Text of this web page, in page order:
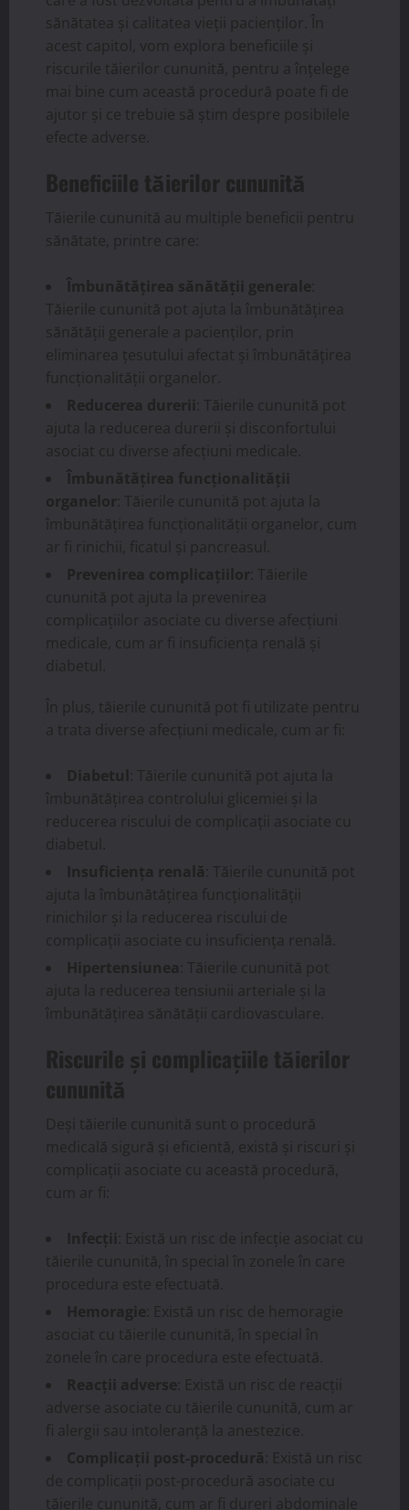
sănătatea și calitatea vieții pacienților. În
acest capitol, vom explora beneficiile și
riscurile tăierilor cununită, pentru a înțelege
mai bine cum această procedură poate fi de
ajutor și ce trebuie să știm despre posibilele
efecte adverse.
Beneficiile tăierilor cununită
Tăierile cununită au multiple beneficii pentru
sănătate, printre care:
Îmbunătățirea sănătății generale
Tăierile cununită pot ajuta la îmbunătățirea
sănătății generale a pacienților, prin
eliminarea țesutului afectat și îmbunătățirea
funcționalității organelor.
Reducerea durerii : Tăierile cununită pot
ajuta la reducerea durerii și disconfortului
asociat cu diverse afecțiuni medicale.
Îmbunătățirea funcționalității
organelor : Tăierile cununită pot ajuta la
îmbunătățirea funcționalității organelor, cum
ar fi rinichii, ficatul și pancreasul.
Prevenirea complicațiilor : Tăierile
cununită pot ajuta la prevenirea
complicațiilor asociate cu diverse afecțiuni
medicale, cum ar fi insuficiența renală și
diabetul.
În plus, tăierile cununită pot fi utilizate pentru
a trata diverse afecțiuni medicale, cum ar fi:
Diabetul : Tăierile cununită pot ajuta la
îmbunătățirea controlului glicemiei și la
reducerea riscului de complicații asociate cu
diabetul.
Insuficiența renală : Tăierile cununită pot
ajuta la îmbunătățirea funcționalității
rinichilor și la reducerea riscului de
complicații asociate cu insuficiența renală.
Hipertensiunea : Tăierile cununită pot
ajuta la reducerea tensiunii arteriale și la
îmbunătățirea sănătății cardiovasculare.
Riscurile și complicațiile tăierilor
cununită
Deși tăierile cununită sunt o procedură
medicală sigură și eficientă, există și riscuri și
complicații asociate cu această procedură,
cum ar fi:
Infecții : Există un risc de infecție asociat cu
tăierile cununită, în special în zonele în care
procedura este efectuată.
Hemoragie : Există un risc de hemoragie
asociat cu tăierile cununită, în special în
zonele în care procedura este efectuată.
Reacții adverse : Există un risc de reacții
adverse asociate cu tăierile cununită, cum ar
fi alergii sau intoleranță la anestezice.
Complicații post-procedură : Există un risc
de complicații post-procedură asociate cu
tăierile cununită, cum ar fi dureri abdominale